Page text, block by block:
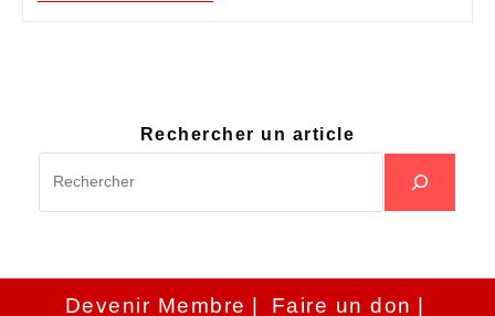
Rechercher un article
Devenir Membre Faire un don